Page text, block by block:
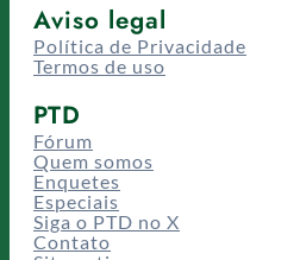
Aviso legal
Política de Privacidade
Termos de uso
PTD
Fórum
Quem somos
Enquetes
Especiais
Siga o PTD no X
Contato